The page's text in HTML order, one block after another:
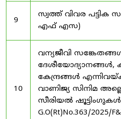
9
സ്വത്ത് വിവര പട്ടിക
എഫ് എസ)
10
വന്യജീവി
കേന്ദ്രങ്ങൾ
വാണിജ്യ സിനിമ
സീരിയൽ
G.O(Rt)No.363/2025/